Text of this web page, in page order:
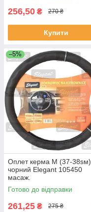
256,50 ₴ 270 ₴
Купити
–5%
Оплет керма M (37-38sм)
чорний Elegant 105450
масаж.
Готово до відправки
261,25 ₴ 275 ₴